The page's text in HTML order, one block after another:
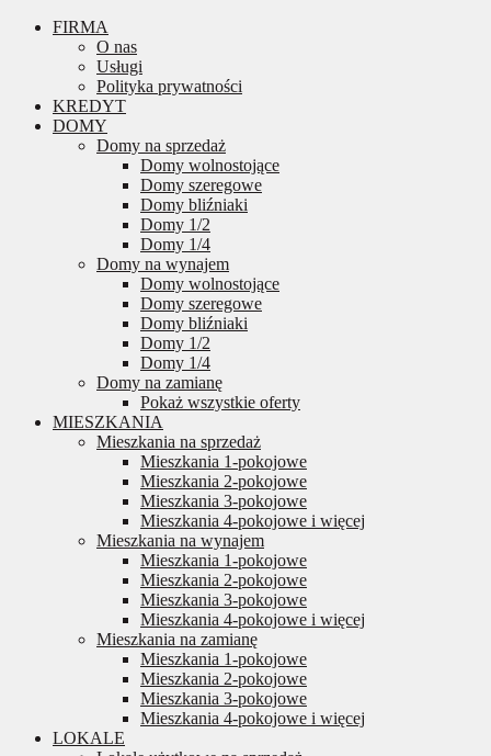
FIRMA
O nas
Usługi
Polityka prywatności
KREDYT
DOMY
Domy na sprzedaż
Domy wolnostojące
Domy szeregowe
Domy bliźniaki
Domy 1/2
Domy 1/4
Domy na wynajem
Domy wolnostojące
Domy szeregowe
Domy bliźniaki
Domy 1/2
Domy 1/4
Domy na zamianę
Pokaż wszystkie oferty
MIESZKANIA
Mieszkania na sprzedaż
Mieszkania 1-pokojowe
Mieszkania 2-pokojowe
Mieszkania 3-pokojowe
Mieszkania 4-pokojowe i więcej
Mieszkania na wynajem
Mieszkania 1-pokojowe
Mieszkania 2-pokojowe
Mieszkania 3-pokojowe
Mieszkania 4-pokojowe i więcej
Mieszkania na zamianę
Mieszkania 1-pokojowe
Mieszkania 2-pokojowe
Mieszkania 3-pokojowe
Mieszkania 4-pokojowe i więcej
LOKALE